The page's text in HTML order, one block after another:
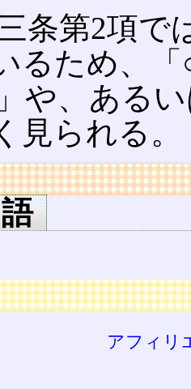
条第2項で
るため、
や、ある
見られる。
アフィリ